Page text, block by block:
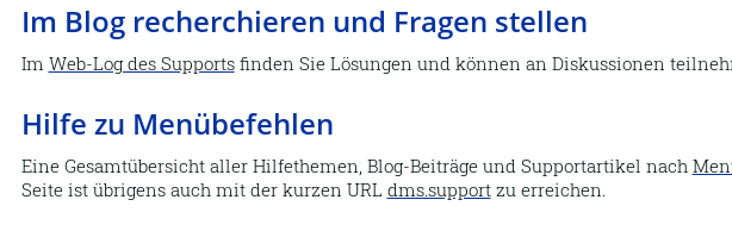
Im Blog recherchieren und Fragen stellen
Im Web-Log des Supportsfinden Sie Lösungen und können an Diskussionen
Hilfe zu Menübefehlen
Eine Gesamtübersicht aller Hilfethemen, Blog-Beiträge und Supportartikel nach
Seite ist übrigens auch mit der kurzen URL dms.supportzu erreichen.